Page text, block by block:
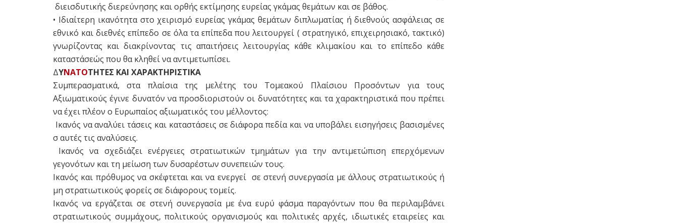
διεισδυτικής διερεύνησης και ορθής εκτίμησης ευρείας γκάμας θεμάτων και σε βάθος.
• Ιδιαίτερη ικανότητα στο χειρισμό ευρείας γκάμας θεμάτων διπλωματίας ή διεθνούς ασφάλειας σε
εθνικό και διεθνές επίπεδο σε όλα τα επίπεδα που λειτουργεί ( στρατηγικό, επιχειρησιακό, τακτικό)
γνωρίζοντας και διακρίνοντας τις απαιτήσεις λειτουργίας κάθε κλιμακίου και το επίπεδο κάθε
καταστάσεώς που θα κληθεί να αντιμετωπίσει.
ΔΥΝΑΤΟΤΗΤΕΣ ΚΑΙ ΧΑΡΑΚΤΗΡΙΣΤΙΚΑ
Συμπερασματικά, στα πλαίσια της μελέτης του Τομεακού Πλαίσιου Προσόντων για τους
Αξιωματικούς έγινε δυνατόν να προσδιοριστούν οι δυνατότητες και τα χαρακτηριστικά που πρέπει
να έχει πλέον ο Ευρωπαίος αξιωματικός του μέλλοντος:
Ικανός να αναλύει τάσεις και καταστάσεις σε διάφορα πεδία και να υποβάλει εισηγήσεις βασισμένες
σ αυτές τις αναλύσεις.
Ικανός να σχεδιάζει ενέργειες στρατιωτικών τμημάτων για την αντιμετώπιση επερχόμενων
γεγονότων και τη μείωση των δυσαρέστων συνεπειών τους.
Ικανός και πρόθυμος να σκέφτεται και να ενεργεί σε στενή συνεργασία με άλλους στρατιωτικούς ή
μη στρατιωτικούς φορείς σε διάφορους τομείς.
Ικανός να εργάζεται σε στενή συνεργασία με ένα ευρύ φάσμα παραγόντων που θα περιλαμβάνει
στρατιωτικούς συμμάχους, πολιτικούς οργανισμούς και πολιτικές αρχές, ιδιωτικές εταιρείες και